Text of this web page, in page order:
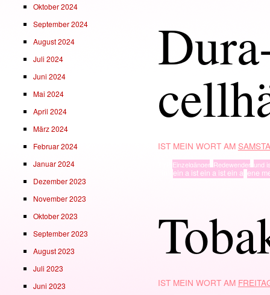
IST MEIN WORT AM
Einzelgänger, Redewender, und
ein a ist ein a ist ein a,ene
IST MEIN WORT AM
Oktober 2024
September 2024
August 2024
Juli 2024
Juni 2024
Mai 2024
April 2024
März 2024
Februar 2024
Januar 2024
Dezember 2023
November 2023
Oktober 2023
September 2023
August 2023
Juli 2023
Juni 2023